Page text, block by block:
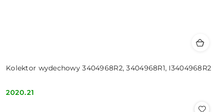
Kolektor wydechowy 3404968R2, 3404968R1, I3404968R2
Cena:
2020.21